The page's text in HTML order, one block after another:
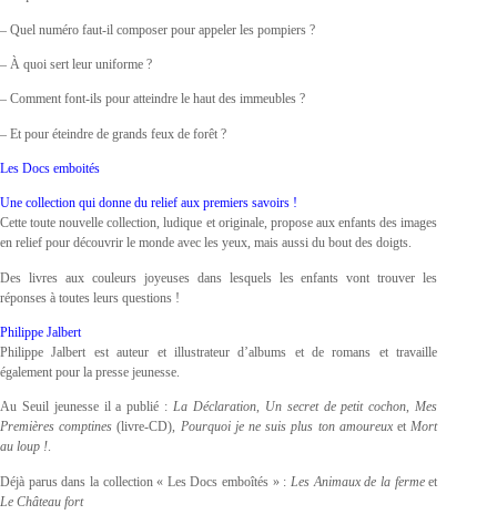
– Quel numéro faut-il composer pour appeler les pompiers ?
– À quoi sert leur uniforme ?
– Comment font-ils pour atteindre le haut des immeubles ?
– Et pour éteindre de grands feux de forêt ?
Les Docs emboités
Une collection qui donne du relief aux premiers savoirs !
Cette toute nouvelle collection, ludique et originale, propose aux enfants des images
en relief pour découvrir le monde avec les yeux, mais aussi du bout des doigts.
Des livres aux couleurs joyeuses dans lesquels les enfants vont trouver les
réponses à toutes leurs questions !
Philippe Jalbert
Philippe Jalbert est auteur et illustrateur d’albums et de romans et travaille
également pour la presse jeunesse.
Au Seuil jeunesse il a publié :La Déclaration, Un secret de petit cochon,Mes
Premières comptines(livre-CD), Pourquoi je ne suis plus ton amoureuxetMort
au loup !.
Déjà parus dans la collection « Les Docs emboîtés » : Les Animaux de la fermeet
Le Château fort